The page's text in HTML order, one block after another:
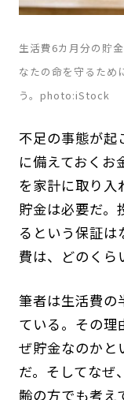
生活費6カ月分の貯
なたの命を守るため
う。photo:iStock
不足の事態が起
に備えておくお
を家計に取り入
貯金は必要だ。
るという保証
費は、どのくら
筆者は生活費の
ている。その理
ぜ貯金なのかと
だ。そしてなぜ
齢の方でも考え